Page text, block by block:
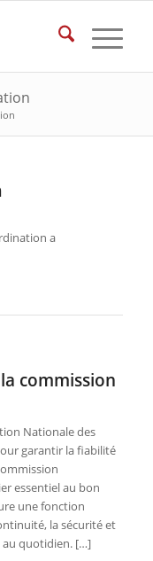
a
commission
Nationale des
garantir la fiabilité
essentiel au bon
une fonction
la sécurité et
au quotidien. […]